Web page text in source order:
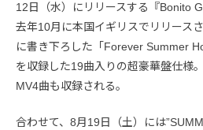
12日（水）にリリースする『Bonito
去年10月に本国イギリスでリリース
に書き下ろした「Forever Summer
を収録した19曲入りの超豪華盤仕様
MV4曲も収録される。
合わせて、8月19日（土）には